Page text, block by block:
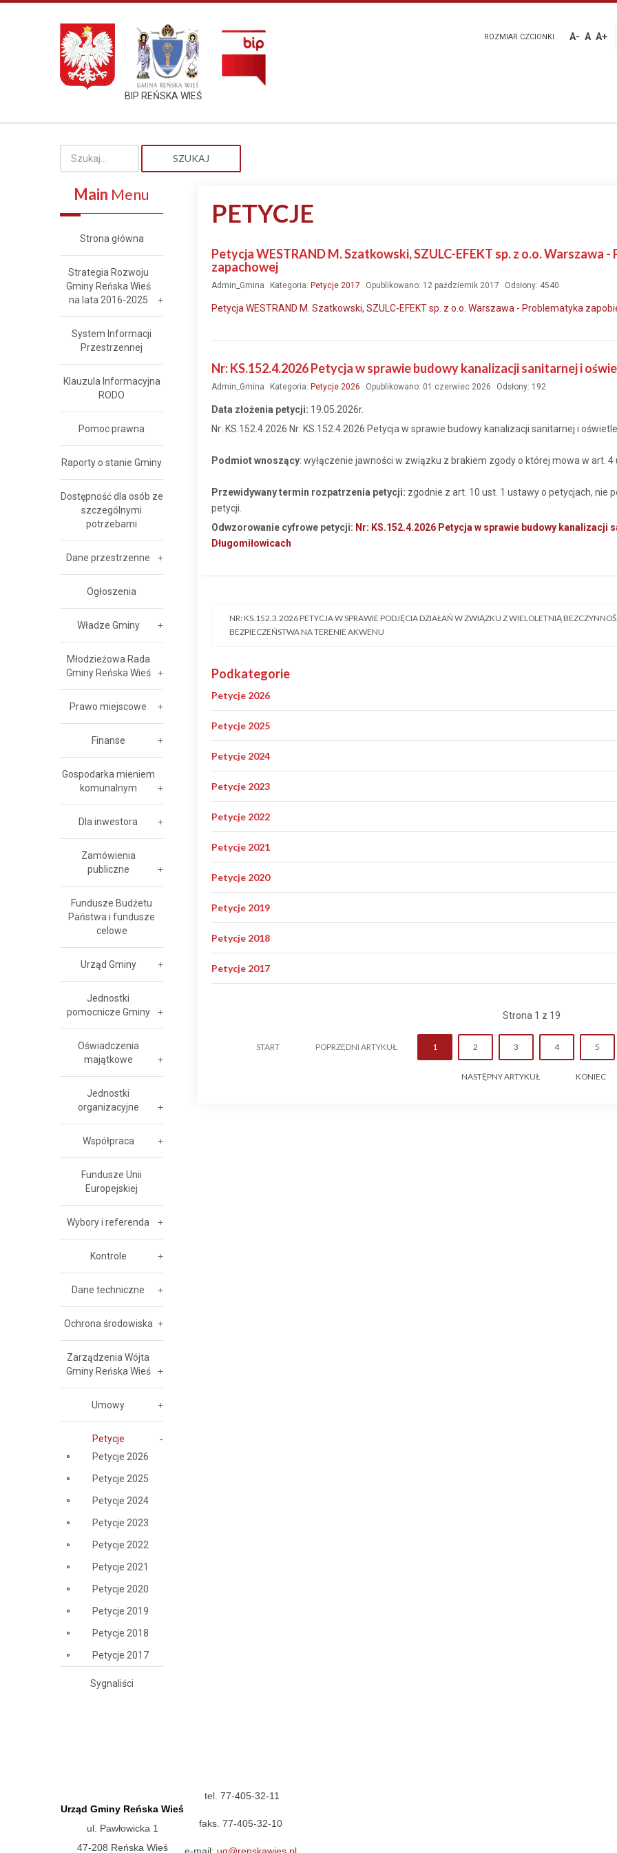
BIP REŃSKA WIEŚ
ROZMIAR CZCIONKI A- A A+
SZUKAJ
PETYCJE
Petycja WESTRAND M. Szatkowski, SZULC-EFEKT sp. z o.o. Warszawa
zapachowej
Admin_Gmina Kategoria: Petycje 2017 Opublikowano: 12 październik 2017 Odsłony: 4540
Petycja WESTRAND M. Szatkowski, SZULC-EFEKT sp. z o.o. Warszawa - Problematyka
Nr: KS.152.4.2026 Petycja w sprawie budowy kanalizacji sanitarnej i
Admin_Gmina Kategoria: Petycje 2026 Opublikowano: 01 czerwiec 2026 Odsłony: 192
Data złożenia petycji: 19.05.2026r.
Nr: KS.152.4.2026 Nr: KS.152.4.2026 Petycja w sprawie budowy kanalizacji sanitarnej i
Podmiot wnoszący: wyłączenie jawności w związku z brakiem zgody o której mowa w art.
Przewidywany termin rozpatrzenia petycji: zgodnie z art. 10 ust. 1 ustawy o petycjach, nie
petycji.
Odwzorowanie cyfrowe petycji: Nr: KS.152.4.2026 Petycja w sprawie budowy
Długomiłowicach
NR: KS.152.3.2026 PETYCJA W SPRAWIE PODJĘCIA DZIAŁAŃ W ZWIĄZKU Z WIELOLETNIĄ
BEZPIECZEŃSTWA NA TERENIE AKWENU
Podkategorie
Petycje 2026
Petycje 2025
Petycje 2024
Petycje 2023
Petycje 2022
Petycje 2021
Petycje 2020
Petycje 2019
Petycje 2018
Petycje 2017
Strona 1 z 19
START POPRZEDNI ARTYKUŁ 1 2 3 4 5
NASTĘPNY ARTYKUŁ KONIEC
Main Menu
Strona główna
Strategia Rozwoju
Gminy Reńska Wieś
na lata 2016-2025
System Informacji
Przestrzennej
Klauzula Informacyjna
RODO
Pomoc prawna
Raporty o stanie Gminy
Dostępność dla osób ze
szczególnymi
potrzebami
Dane przestrzenne
Ogłoszenia
Władze Gminy
Młodzieżowa Rada
Gminy Reńska Wieś
Prawo miejscowe
Finanse
Gospodarka mieniem
komunalnym
Dla inwestora
Zamówienia
publiczne
Fundusze Budżetu
Państwa i fundusze
celowe
Urząd Gminy
Jednostki
pomocnicze Gminy
Oświadczenia
majątkowe
Jednostki
organizacyjne
Współpraca
Fundusze Unii
Europejskiej
Wybory i referenda
Kontrole
Dane techniczne
Ochrona środowiska
Zarządzenia Wójta
Gminy Reńska Wieś
Umowy
Petycje
Petycje 2026
Petycje 2025
Petycje 2024
Petycje 2023
Petycje 2022
Petycje 2021
Petycje 2020
Petycje 2019
Petycje 2018
Petycje 2017
Sygnaliści
Urząd Gminy Reńska Wieś
ul. Pawłowicka 1
47-208 Reńska Wieś
tel. 77-405-32-11
faks. 77-405-32-10